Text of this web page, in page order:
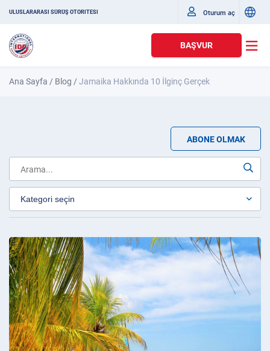
ULUSLARARASI SÜRÜŞ OTORITESI Oturum aç
BAŞVUR
Ana Sayfa / Blog /Jamaika Hakkında 10 İlginç Gerçek
ABONE OLMAK